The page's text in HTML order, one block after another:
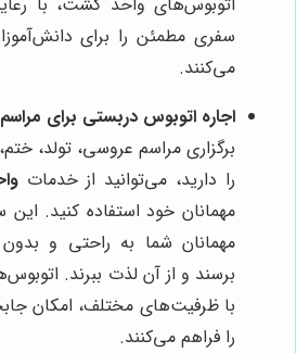
سفری مطمئن را برای
می‌کنند.
اجاره اتوبوس دربستی برای
برگزاری مراسم عروسی، تولد،
را دارید، می‌توانید از خدمات
مهمانان خود استفاده کنید.
مهمانان شما به راحتی و
برسند و از آن لذت ببرند.
با ظرفیت‌های مختلف، امکان
را فراهم می‌کنند.